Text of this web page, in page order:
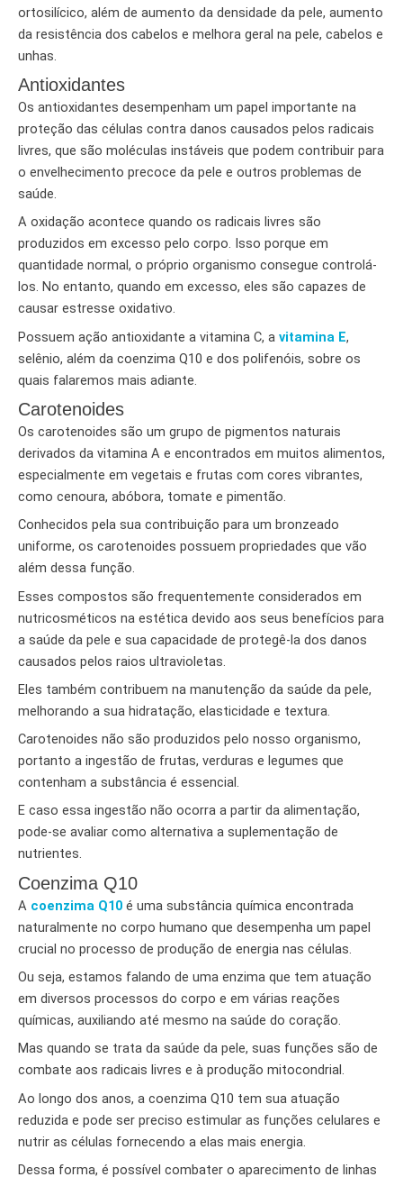
ortosilícico, além de aumento da densidade da pele, aumento
da resistência dos cabelos e melhora geral na pele, cabelos e
unhas.
Antioxidantes
Os antioxidantes desempenham um papel importante na
proteção das células contra danos causados ​​pelos radicais
livres, que são moléculas instáveis ​​que podem contribuir para
o envelhecimento precoce da pele e outros problemas de
saúde.
A oxidação acontece quando os radicais livres são
produzidos em excesso pelo corpo. Isso porque em
quantidade normal, o próprio organismo consegue controlá-
los. No entanto, quando em excesso, eles são capazes de
causar estresse oxidativo.
Possuem ação antioxidante a vitamina C, a vitamina E,
selênio, além da coenzima Q10 e dos polifenóis, sobre os
quais falaremos mais adiante.
Carotenoides
Os carotenoides são um grupo de pigmentos naturais
derivados da vitamina A e encontrados em muitos alimentos,
especialmente em vegetais e frutas com cores vibrantes,
como cenoura, abóbora, tomate e pimentão.
Conhecidos pela sua contribuição para um bronzeado
uniforme, os carotenoides possuem propriedades que vão
além dessa função.
Esses compostos são frequentemente considerados em
nutricosméticos na estética devido aos seus benefícios para
a saúde da pele e sua capacidade de protegê-la dos danos
causados pelos raios ultravioletas.
Eles também contribuem na manutenção da saúde da pele,
melhorando a sua hidratação, elasticidade e textura.
Carotenoides não são produzidos pelo nosso organismo,
portanto a ingestão de frutas, verduras e legumes que
contenham a substância é essencial.
E caso essa ingestão não ocorra a partir da alimentação,
pode-se avaliar como alternativa a suplementação de
nutrientes.
Coenzima Q10
A coenzima Q10 é uma substância química encontrada
naturalmente no corpo humano que desempenha um papel
crucial no processo de produção de energia nas células.
Ou seja, estamos falando de uma enzima que tem atuação
em diversos processos do corpo e em várias reações
químicas, auxiliando até mesmo na saúde do coração.
Mas quando se trata da saúde da pele, suas funções são de
combate aos radicais livres e à produção mitocondrial.
Ao longo dos anos, a coenzima Q10 tem sua atuação
reduzida e pode ser preciso estimular as funções celulares e
nutrir as células fornecendo a elas mais energia.
Dessa forma, é possível combater o aparecimento de linhas